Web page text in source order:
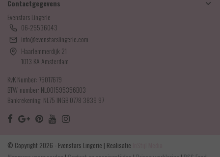
Contactgegevens
Evenstars Lingerie
06-25536043
info@evenstarslingerie.com
Haarlemmerdijk 21
1013 KA Amsterdam
KvK Number: 75017679
BTW-number: NL001595356B03
Bankrekening: NL75 INGB 0778 3839 97
© Copyright 2026 - Evenstars Lingerie | Realisatie